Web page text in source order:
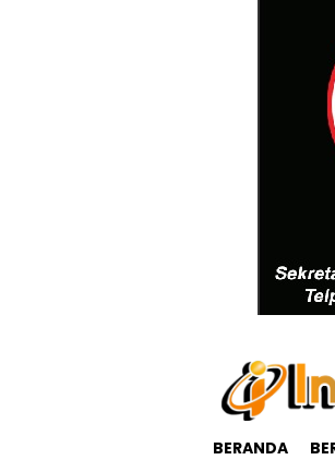
BERANDA